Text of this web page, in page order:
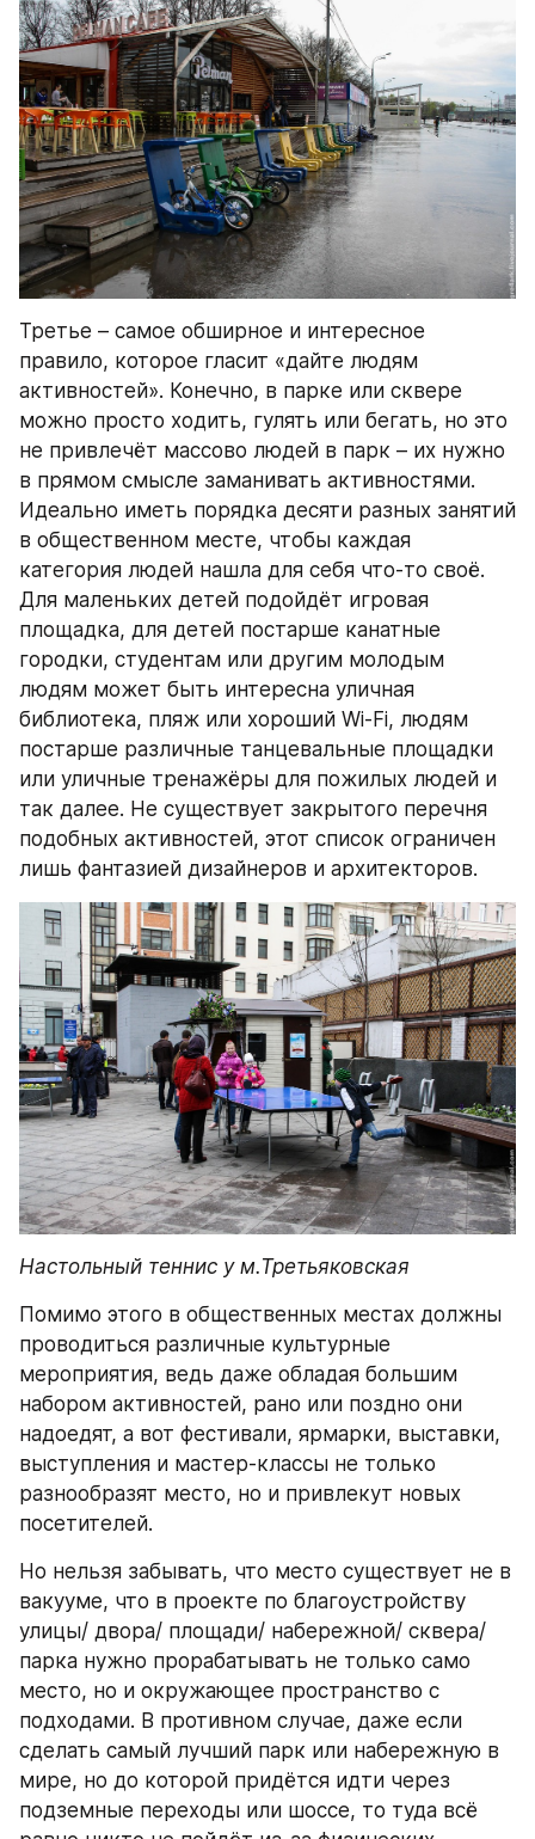
Третье – самое обширное и интересное
правило, которое гласит «дайте людям
активностей». Конечно, в парке или сквере
можно просто ходить, гулять или бегать, но это
не привлечёт массово людей в парк – их нужно
в прямом смысле заманивать активностями.
Идеально иметь порядка десяти разных занятий
в общественном месте, чтобы каждая
категория людей нашла для себя что-то своё.
Для маленьких детей подойдёт игровая
площадка, для детей постарше канатные
городки, студентам или другим молодым
людям может быть интересна уличная
библиотека, пляж или хороший Wi-Fi, людям
постарше различные танцевальные площадки
или уличные тренажёры для пожилых людей и
так далее. Не существует закрытого перечня
подобных активностей, этот список ограничен
лишь фантазией дизайнеров и архитекторов.
Настольный теннис у м.Третьяковская
Помимо этого в общественных местах должны
проводиться различные культурные
мероприятия, ведь даже обладая большим
набором активностей, рано или поздно они
надоедят, а вот фестивали, ярмарки, выставки,
выступления и мастер-классы не только
разнообразят место, но и привлекут новых
посетителей.
Но нельзя забывать, что место существует не в
вакууме, что в проекте по благоустройству
улицы/ двора/ площади/ набережной/ сквера/
парка нужно прорабатывать не только само
место, но и окружающее пространство с
подходами. В противном случае, даже если
сделать самый лучший парк или набережную в
мире, но до которой придётся идти через
подземные переходы или шоссе, то туда всё